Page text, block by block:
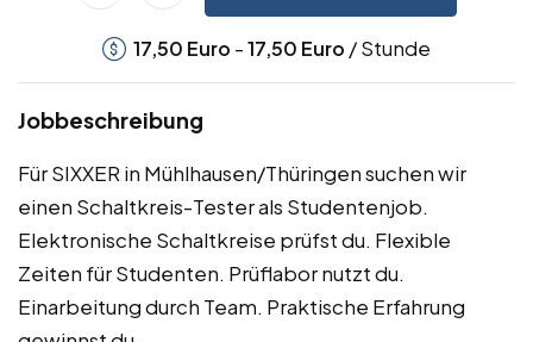
17,50 Euro -17,50 Euro / Stunde
Jobbeschreibung
Für SIXXER in Mühlhausen/Thüringen suchen wir
einen Schaltkreis-Tester als Studentenjob.
Elektronische Schaltkreise prüfst du. Flexible
Zeiten für Studenten. Prüflabor nutzt du.
Einarbeitung durch Team. Praktische Erfahrung